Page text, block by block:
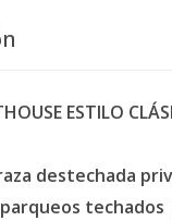
ESTILO
destechada
techados